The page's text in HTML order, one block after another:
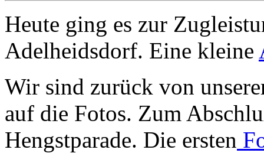
Heute ging es zur
Adelheidsdorf. Eine kleine
Wir sind zurück von
auf die Fotos. Zum
Hengstparade. Die ersten